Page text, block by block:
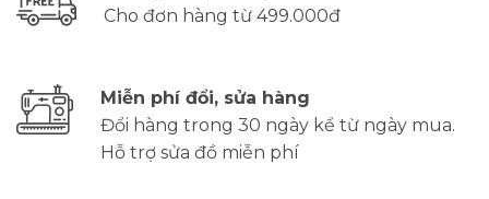
Cho đơn hàng từ 499.000đ
Miễn phí đổi, sửa hàng
Đổi hàng trong 30 ngày kể từ ngày mua.
Hỗ trợ sửa đồ miễn phí